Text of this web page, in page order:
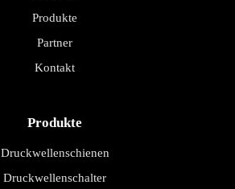
Produkte
Partner
Kontakt
Produkte
Druckwellenschienen
Druckwellenschalter